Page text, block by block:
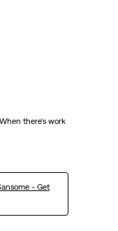
there's work
- Get